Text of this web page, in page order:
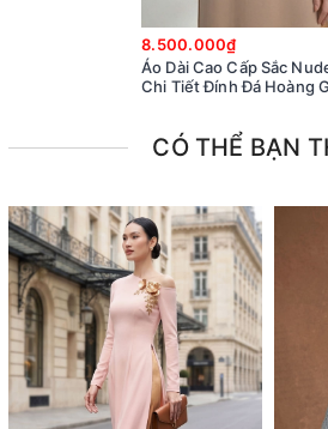
8.500.000₫
Áo Dài Cao Cấp Sắc
Chi Tiết Đính Đá Hoàng
CÓ THỂ BẠN